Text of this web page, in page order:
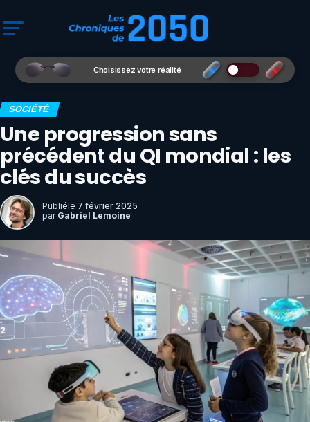
Choisissez votre réalité
SOCIÉTÉ
Une progression sans
précédent du QI mondial : les
clés du succès
Publiéle 7 février 2025
par Gabriel Lemoine